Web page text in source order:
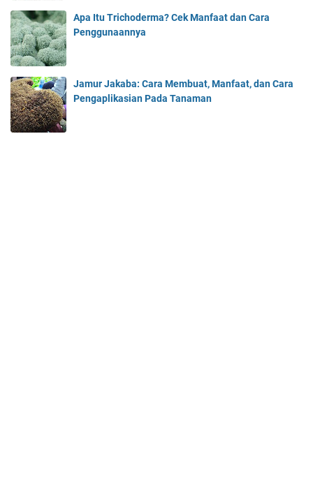
Apa Itu Trichoderma? Cek Manfaat dan Cara
Penggunaannya
Jamur Jakaba: Cara Membuat, Manfaat, dan Cara
Pengaplikasian Pada Tanaman